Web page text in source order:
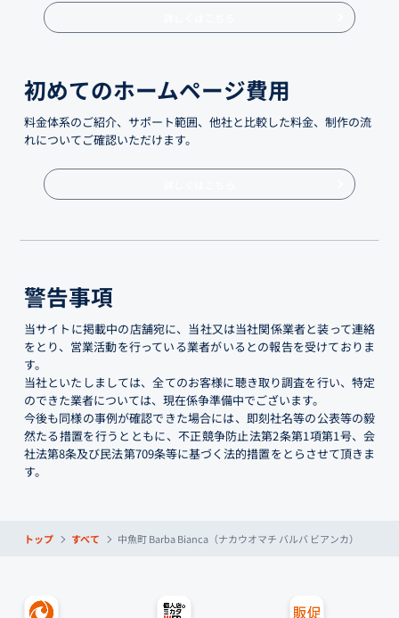
初めてのホームページ費用
料金体系のご紹介、サポート範囲、他社と比較した料金、制作の流
れについてご確認いただけます。
警告事項
当サイトに掲載中の店舗宛に、当社又は当社関係業者と装って連絡
をとり、営業活動を行っている業者がいるとの報告を受けておりま
す。
当社といたしましては、全てのお客様に聴き取り調査を行い、特定
のできた業者については、現在係争準備中でございます。
今後も同様の事例が確認できた場合には、即刻社名等の公表等の毅
然たる措置を行うとともに、不正競争防止法第2条第1項第1号、会
社法第8条及び民法第709条等に基づく法的措置をとらさせて頂きま
す。
トップ すべて 中魚町 Barba Bianca（ナカウオマチ バルバ ビアンカ）